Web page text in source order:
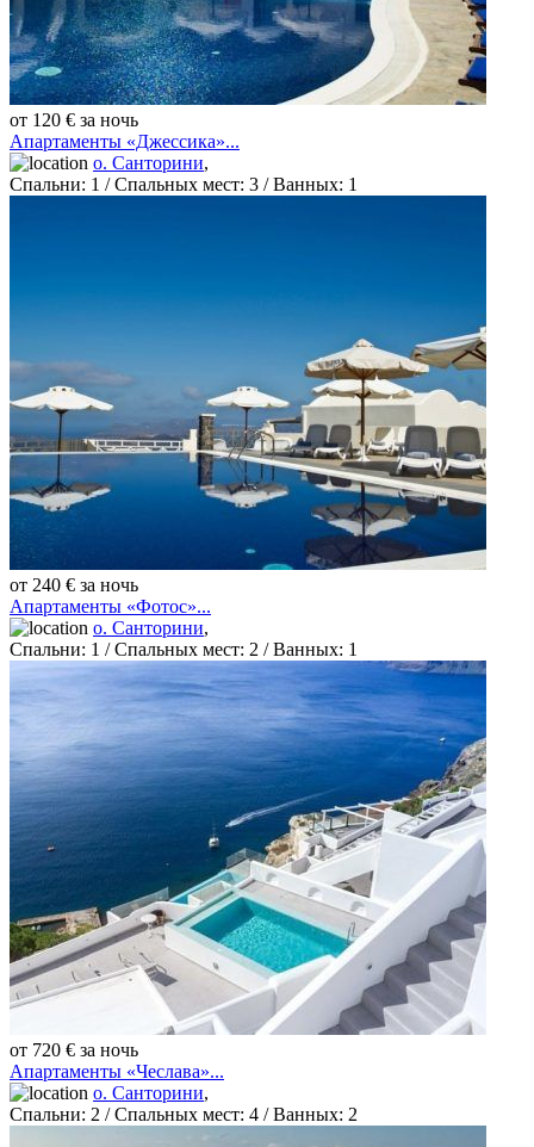
от 120 € за ночь
Апартаменты «Джессика»...
о. Санторини,
Спальни: 1 / Спальных мест: 3 /Ванных: 1
от 240 € за ночь
Апартаменты «Фотос»...
о. Санторини,
Спальни: 1 / Спальных мест: 2 /Ванных: 1
от 720 € за ночь
Апартаменты «Чеслава»...
о. Санторини,
Спальни: 2 / Спальных мест: 4 /Ванных: 2